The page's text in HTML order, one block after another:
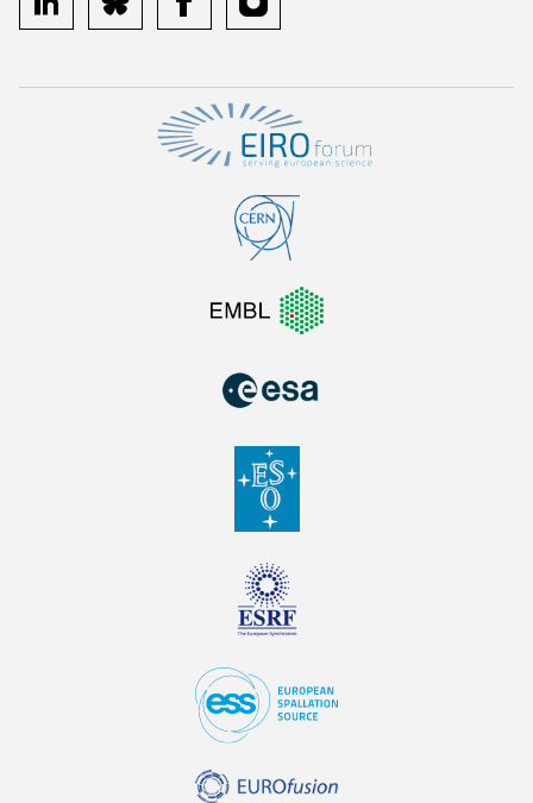
linkedin bluesky facebookinstagram